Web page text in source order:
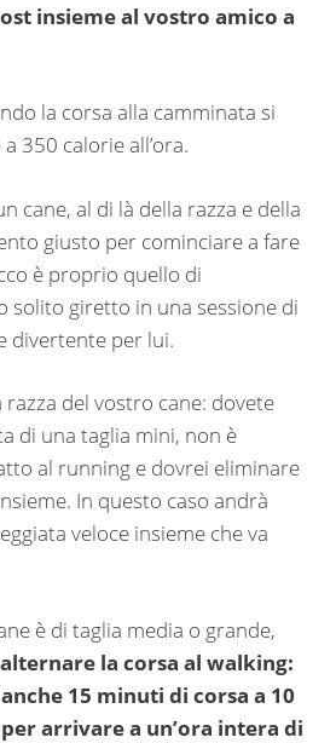
insieme al vostro amico a
la corsa alla camminata si
350 calorie all’ora.
cane, al di là della razza e della
giusto per cominciare a fare
è proprio quello di
solito giretto in una sessione di
divertente per lui.
del vostro cane: dovete
di una taglia mini, non è
al running e dovrei eliminare
In questo caso andrà
veloce insieme che va
è di taglia media o grande,
alternare la corsa al walking:
15 minuti di corsa a 10
arrivare a un’ora intera di